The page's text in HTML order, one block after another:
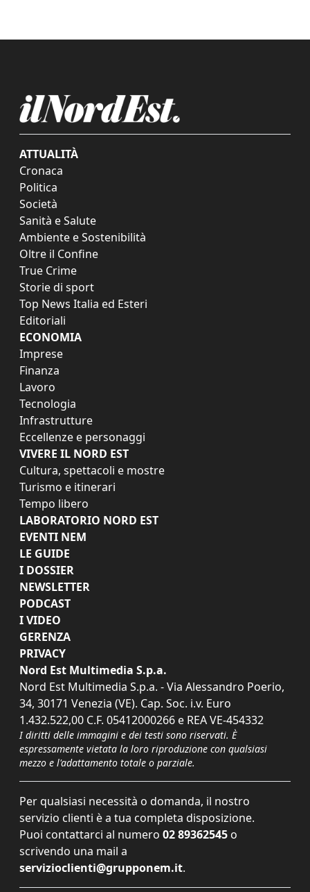
ATTUALITÀ
Cronaca
Politica
Società
Sanità e Salute
Ambiente e Sostenibilità
Oltre il Confine
True Crime
Storie di sport
Top News Italia ed Esteri
Editoriali
ECONOMIA
Imprese
Finanza
Lavoro
Tecnologia
Infrastrutture
Eccellenze e personaggi
VIVERE IL NORD EST
Cultura, spettacoli e mostre
Turismo e itinerari
Tempo libero
LABORATORIO NORD EST
EVENTI NEM
LE GUIDE
I DOSSIER
NEWSLETTER
PODCAST
I VIDEO
GERENZA
PRIVACY
Nord Est Multimedia S.p.a.
Nord Est Multimedia S.p.a. - Via Alessandro Poerio,
34, 30171 Venezia (VE). Cap. Soc. i.v. Euro
1.432.522,00 C.F. 05412000266 e REA VE-454332
I diritti delle immagini e dei testi sono riservati. È
espressamente vietata la loro riproduzione con qualsiasi
mezzo e l'adattamento totale o parziale.
Per qualsiasi necessità o domanda, il nostro
servizio clienti è a tua completa disposizione.
Puoi contattarci al numero 02 89362545 o
scrivendo una mail a
servizioclienti@grupponem.it.